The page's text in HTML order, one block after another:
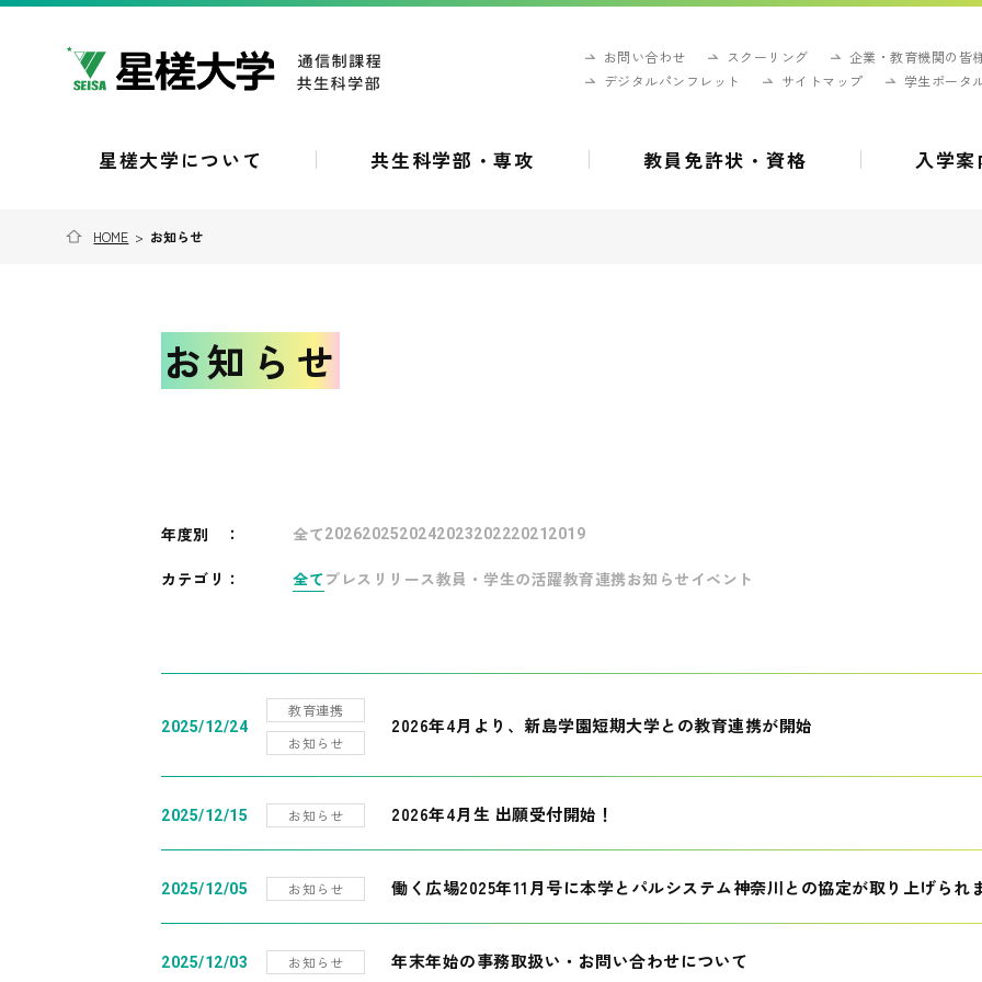
お問い合わせ スクーリング
企業・教育機関の皆
デジタルパンフレット
サイトマップ 学生ポータ
星槎大学について 共生科学部・専攻 教員免許状・資格 入学案
HOME > お知らせ
お知らせ
年度別 ： 全て202620252024202320222021 2019
カテゴリ： 全て プレスリリース教員・学生の活躍教育連携お知らせ イベント
2025/12/24
教育連携
お知らせ
2026年4月より、新島学園短期大学との教育連携が開始
2025/12/15 お知らせ 2026年4月生 出願受付開始！
2025/12/05 お知らせ 働く広場2025年11月号に本学とパルシステム神奈川との協定が取り上げられ
2025/12/03 お知らせ 年末年始の事務取扱い・お問い合わせについて